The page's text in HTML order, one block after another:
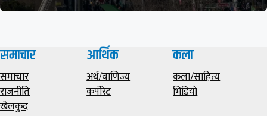
समाचार
समाचार
राजनीति
खेलकुद
आर्थिक
अर्थ/वाणिज्य
कर्पोरेट
कला
कला/साहित्य
भिडियाे